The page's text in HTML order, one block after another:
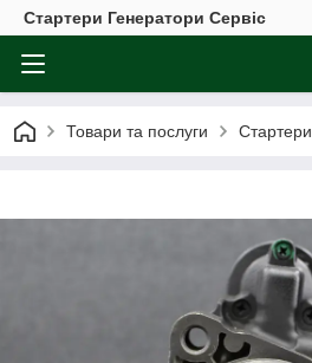
Стартери Генератори Сервіс
Товари та послуги Стартери